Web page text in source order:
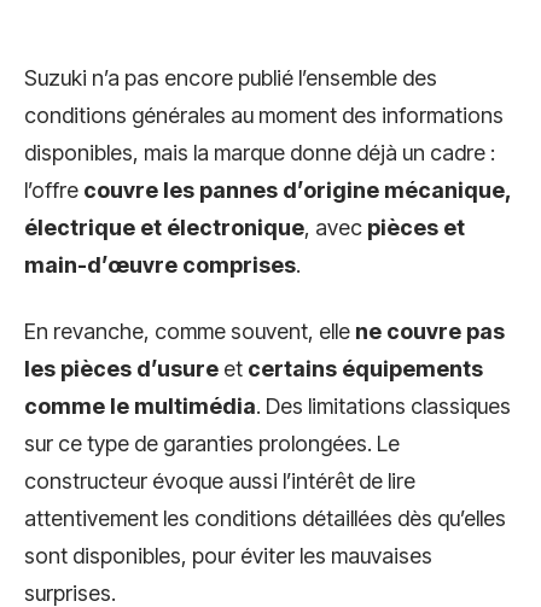
Suzuki n’a pas encore publié l’ensemble des
conditions générales au moment des informations
disponibles, mais la marque donne déjà un cadre :
l’offre couvre les pannes d’origine mécanique,
électrique et électronique, avec pièces et
main-d’œuvre comprises.
En revanche, comme souvent, elle ne couvre pas
les pièces d’usure et certains équipements
comme le multimédia. Des limitations classiques
sur ce type de garanties prolongées. Le
constructeur évoque aussi l’intérêt de lire
attentivement les conditions détaillées dès qu’elles
sont disponibles, pour éviter les mauvaises
surprises.